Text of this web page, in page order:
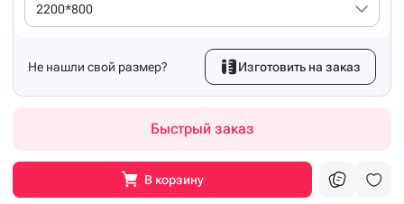
2200*800
Не нашли свой размер? Изготовить на заказ
Быстрый заказ
В корзину